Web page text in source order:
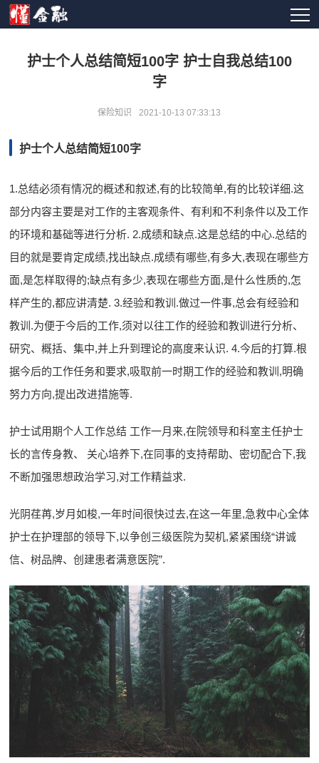
护士个人总结简短100字 护士自我总结100
字
保险知识 2021-10-13 07:33:13
护士个人总结简短100字
1.总结必须有情况的概述和叙述,有的比较简单,有的比较详细.这
部分内容主要是对工作的主客观条件、有利和不利条件以及工作
的环境和基础等进行分析. 2.成绩和缺点.这是总结的中心.总结的
目的就是要肯定成绩,找出缺点.成绩有哪些,有多大,表现在哪些方
面,是怎样取得的;缺点有多少,表现在哪些方面,是什么性质的,怎
样产生的,都应讲清楚. 3.经验和教训.做过一件事,总会有经验和
教训.为便于今后的工作,须对以往工作的经验和教训进行分析、
研究、概括、集中,并上升到理论的高度来认识. 4.今后的打算.根
据今后的工作任务和要求,吸取前一时期工作的经验和教训,明确
努力方向,提出改进措施等.
护士试用期个人工作总结 工作一月来,在院领导和科室主任护士
长的言传身教、 关心培养下,在同事的支持帮助、密切配合下,我
不断加强思想政治学习,对工作精益求.
光阴荏苒,岁月如梭,一年时间很快过去,在这一年里,急救中心全体
护士在护理部的领导下,以争创三级医院为契机,紧紧围绕“讲诚
信、树品牌、创建患者满意医院”.